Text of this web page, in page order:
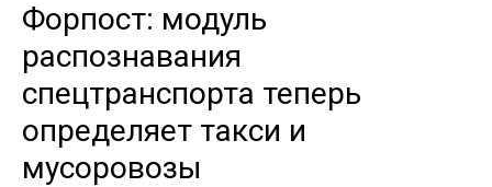
Форпост: модуль
распознавания
спецтранспорта теперь
определяет такси и
мусоровозы